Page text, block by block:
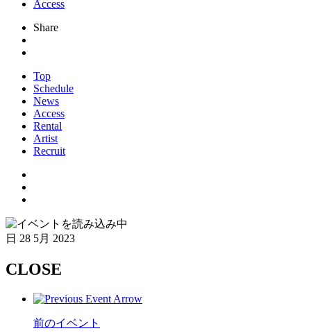
Access
Share
Top
Schedule
News
Access
Rental
Artist
Recruit
日 28 5月 2023
CLOSE
前のイベント